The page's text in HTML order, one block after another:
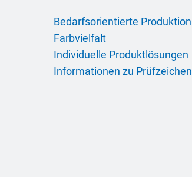
Bedarfsorientierte Produktion
Farbvielfalt
Individuelle Produktlösungen
Informationen zu Prüfzeichen